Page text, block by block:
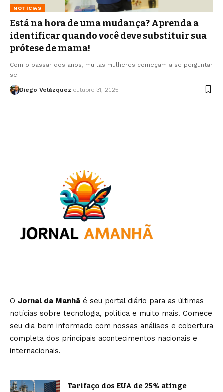
NOTÍCIAS
Está na hora de uma mudança? Aprenda a
identificar quando você deve substituir sua
prótese de mama!
Com o passar dos anos, muitas mulheres começam a se perguntar
se…
Diego Velázquez outubro 31, 2025
O Jornal da Manhã é seu portal diário para as últimas
notícias sobre tecnologia, política e muito mais. Comece
seu dia bem informado com nossas análises e cobertura
completa dos principais acontecimentos nacionais e
internacionais.
Tarifaço dos EUA de 25% atinge